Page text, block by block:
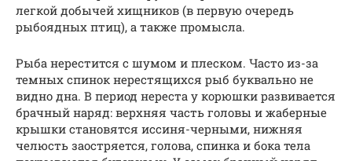
легкой добычей хищников (в первую очередь
рыбоядных птиц), а также промысла.
Рыба нерестится с шумом и плеском. Часто из-за
темных спинок нерестящихся рыб буквально не
видно дна. В период нереста у корюшки развивается
брачный наряд: верхняя часть головы и жаберные
крышки становятся иссиня-черными, нижняя
челюсть заостряется, голова, спинка и бока тела